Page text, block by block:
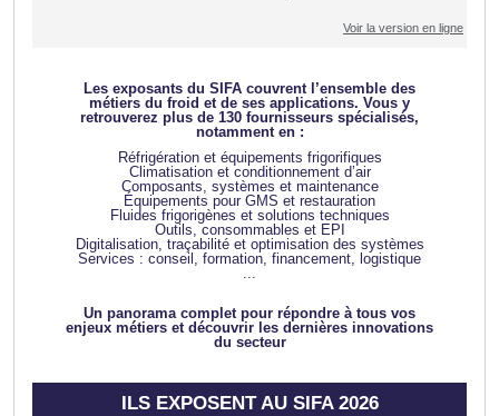
Voir la version en ligne
Les exposants du SIFA couvrent l’ensemble des
métiers du froid et de ses applications. Vous y
retrouverez plus de 130 fournisseurs spécialisés,
notamment en :
Réfrigération et équipements frigorifiques
Climatisation et conditionnement d’air
Composants, systèmes et maintenance
Équipements pour GMS et restauration
Fluides frigorigènes et solutions techniques
Outils, consommables et EPI
Digitalisation, traçabilité et optimisation des systèmes
Services : conseil, formation, financement, logistique
...
Un panorama complet pour répondre à tous vos
enjeux métiers et découvrir les dernières innovations
du secteur
ILS EXPOSENT AU SIFA 2026